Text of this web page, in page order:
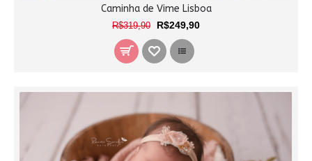
Caminha de Vime Lisboa
R$319,90 R$249,90